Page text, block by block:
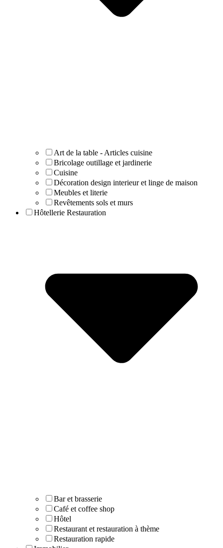
Art de la table - Articles cuisine
Bricolage outillage et jardinerie
Cuisine
Décoration design interieur et linge de maison
Meubles et literie
Revêtements sols et murs
Hôtellerie Restauration
Bar et brasserie
Café et coffee shop
Hôtel
Restaurant et restauration à thème
Restauration rapide